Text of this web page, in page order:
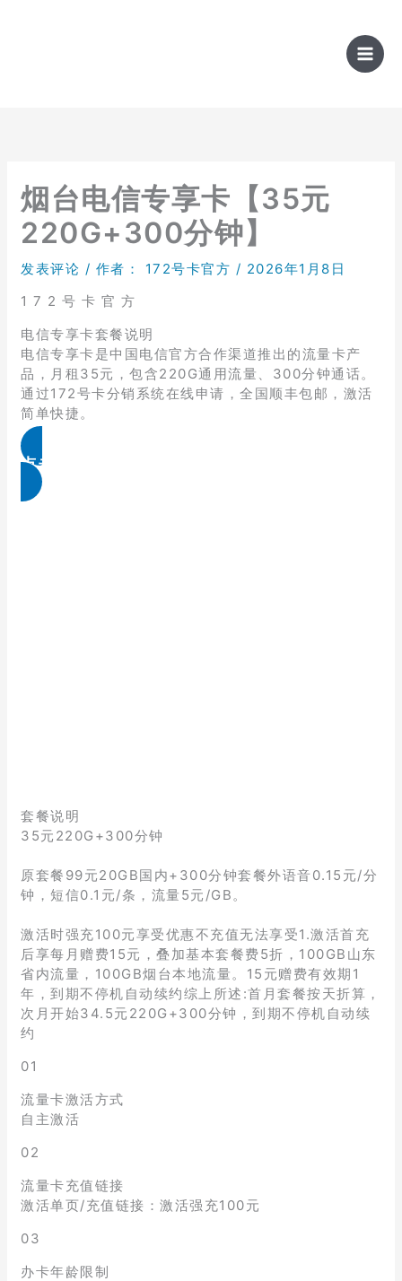
烟台电信专享卡【35元
220G+300分钟】
发表评论 / 作者： 172号卡官方 / 2026年1月8日
1 7 2 号 卡 官 方
电信专享卡套餐说明
电信专享卡是中国电信官方合作渠道推出的流量卡产
品，月租35元，包含220G通用流量、300分钟通话。
通过172号卡分销系统在线申请，全国顺丰包邮，激活
简单快捷。
点击免费领取
套餐说明
35元220G+300分钟
原套餐99元20GB国内+300分钟套餐外语音0.15元/分
钟，短信0.1元/条，流量5元/GB。
激活时强充100元享受优惠不充值无法享受1.激活首充
后享每月赠费15元，叠加基本套餐费5折，100GB山东
省内流量，100GB烟台本地流量。15元赠费有效期1
年，到期不停机自动续约综上所述:首月套餐按天折算，
次月开始34.5元220G+300分钟，到期不停机自动续
约
01
流量卡激活方式
自主激活
02
流量卡充值链接
激活单页/充值链接：激活强充100元
03
办卡年龄限制